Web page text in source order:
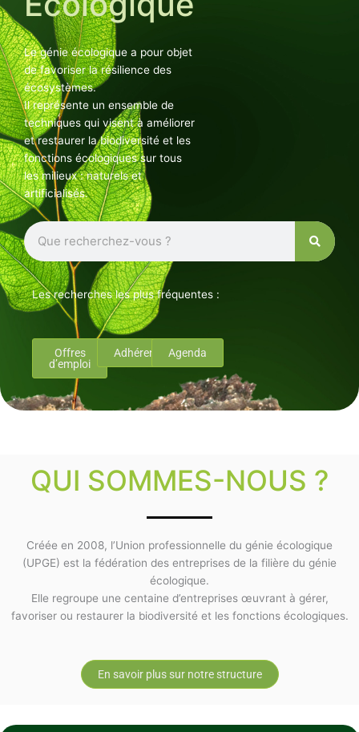
Le génie écologique a pour objet
de favoriser la résilience des
écosystèmes.
Il représente un ensemble de
techniques qui visent à améliorer
et restaurer la biodiversité et les
fonctions écologiques sur tous
les milieux : naturels et
artificialisés.
Rechercher
Les recherches les plus fréquentes :
Offres
d’emploi
Adhérents Agenda
QUI SOMMES-NOUS ?
Créée en 2008, l’Union professionnelle du génie écologique
(UPGE) est la fédération des entreprises de la filière du génie
écologique.
Elle regroupe une centaine d’entreprises œuvrant à gérer,
favoriser ou restaurer la biodiversité et les fonctions écologiques.
En savoir plus sur notre structure